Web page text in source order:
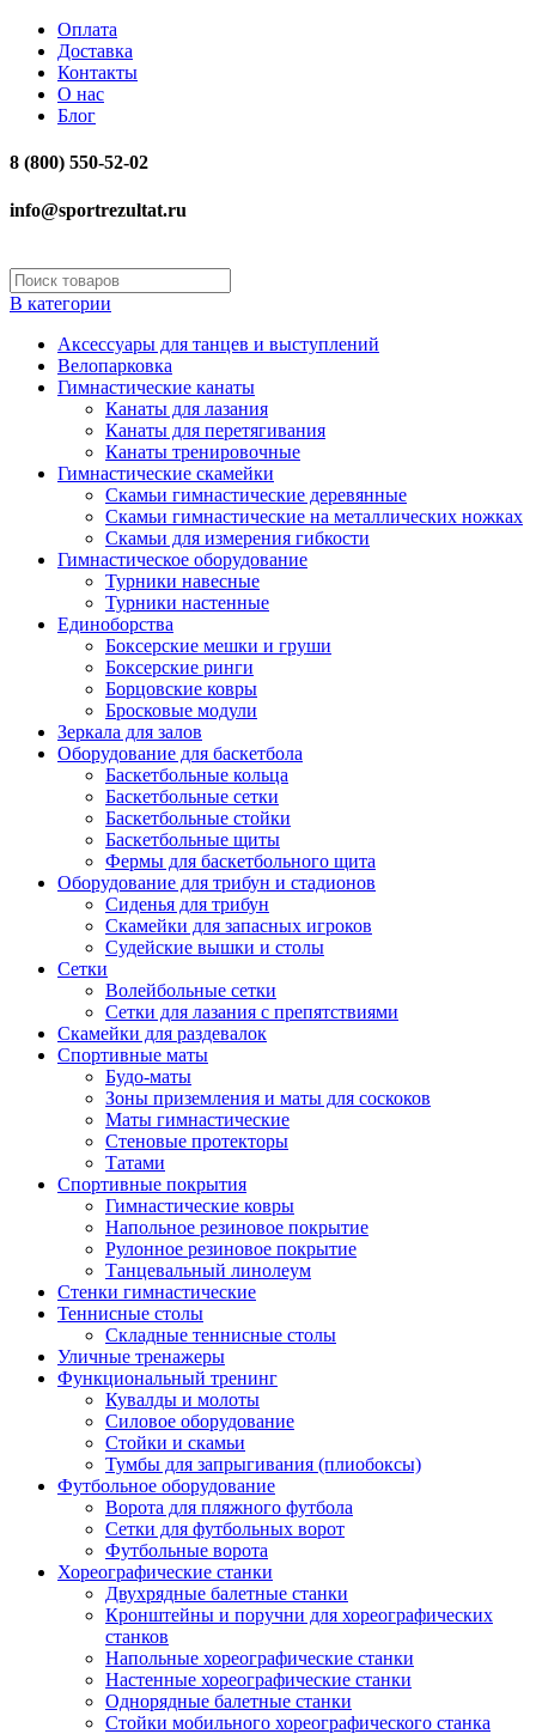
Оплата
Доставка
Контакты
О нас
Блог
8 (800) 550-52-02
info@sportrezultat.ru
В категории
Аксессуары для танцев и выступлений
Велопарковка
Гимнастические канаты
Канаты для лазания
Канаты для перетягивания
Канаты тренировочные
Гимнастические скамейки
Скамьи гимнастические деревянные
Скамьи гимнастические на металлических ножках
Скамьи для измерения гибкости
Гимнастическое оборудование
Турники навесные
Турники настенные
Единоборства
Боксерские мешки и груши
Боксерские ринги
Борцовские ковры
Бросковые модули
Зеркала для залов
Оборудование для баскетбола
Баскетбольные кольца
Баскетбольные сетки
Баскетбольные стойки
Баскетбольные щиты
Фермы для баскетбольного щита
Оборудование для трибун и стадионов
Сиденья для трибун
Скамейки для запасных игроков
Судейские вышки и столы
Сетки
Волейбольные сетки
Сетки для лазания с препятствиями
Скамейки для раздевалок
Спортивные маты
Будо-маты
Зоны приземления и маты для соскоков
Маты гимнастические
Стеновые протекторы
Татами
Спортивные покрытия
Гимнастические ковры
Напольное резиновое покрытие
Рулонное резиновое покрытие
Танцевальный линолеум
Стенки гимнастические
Теннисные столы
Складные теннисные столы
Уличные тренажеры
Функциональный тренинг
Кувалды и молоты
Силовое оборудование
Стойки и скамьи
Тумбы для запрыгивания (плиобоксы)
Футбольное оборудование
Ворота для пляжного футбола
Сетки для футбольных ворот
Футбольные ворота
Хореографические станки
Двухрядные балетные станки
Кронштейны и поручни для хореографических
станков
Напольные хореографические станки
Настенные хореографические станки
Однорядные балетные станки
Стойки мобильного хореографического станка